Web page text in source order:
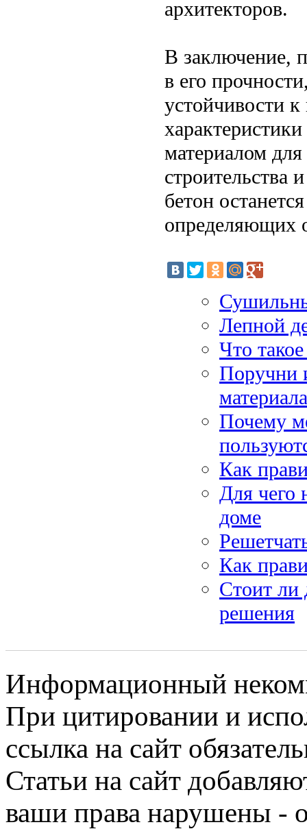
архитекторов.
В заключение,
в его
устойчивости
материалом
строительства
бетон
определяющих
Лепной
Что
Поручни
материала
Почему
Как
Для чего
доме
Как
Стоит ли
решения
Информационный
При цитировании и
ссылка на сайт
Статьи на сайт
ваши права нарушены -